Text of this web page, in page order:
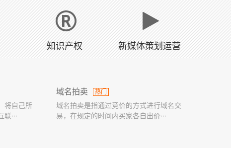
知识产权 新媒体策划运营
将自己所
···
域名拍卖 热门
域名拍卖是指通过竞价的方式进行域名交
易，在规定的时间内买家各自出价···